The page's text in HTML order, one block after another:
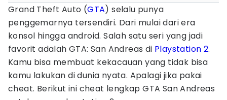
Grand Theft Auto (GTA) selalu punya
penggemarnya tersendiri. Dari mulai dari era
konsol hingga android. Salah satu seri yang jadi
favorit adalah GTA: San Andreas di Playstation 2.
Kamu bisa membuat kekacauan yang tidak bisa
kamu lakukan di dunia nyata. Apalagi jika pakai
cheat. Berikut ini cheat lengkap GTA San Andreas